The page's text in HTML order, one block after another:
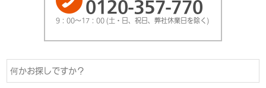
0120-357-770
9：00～17：00 (土・日、祝日、弊社休業日を除く)